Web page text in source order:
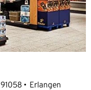
91058 Erlangen